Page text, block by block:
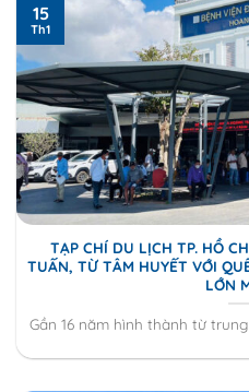
TẠP CHÍ DU LỊCH TP. HỒ
TUẤN, TỪ TÂM HUYẾT VỚI
LỚN
Gần 16 năm hình thành từ
15
Th1